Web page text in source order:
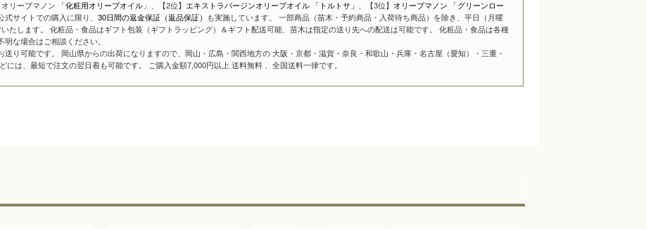
リーブマノン 「化粧用オリーブオイル」、【2位】 エキストラバージンオリーブオイル 「トルトサ」 、【3位】
オリーブマノン 「グリーンロー
サイトでの購入に限り、 30日間の返金保証（返品保証）
も実施しています。 一部商品（苗木・予約商品・入荷待ち商品）を除き、平日（月曜
たします。 化粧品・食品はギフト包装（ギフトラッピング）＆ギフト配送可能、苗木は指定の送り先への配送は可能です。 化粧品・食品は各種
な場合はご相談ください。
り可能です。 岡山県からの出荷になりますので、岡山・広島・関西地方の 大阪・京都・滋賀・奈良・和歌山・兵庫・名古屋（愛知）・三重・
には、最短で注文の翌日着も可能です。 ご購入金額7,000円以上 送料無料 、全国送料一律です。